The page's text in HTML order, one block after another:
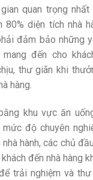
quan trọng
80% diện tích nhà
đảm bảo những
mang đến cho
thư giãn khi
hàng.
khu vực ăn
độ chuyên
nhà hành, các chủ
đến nhà hàng
trải nghiệm và